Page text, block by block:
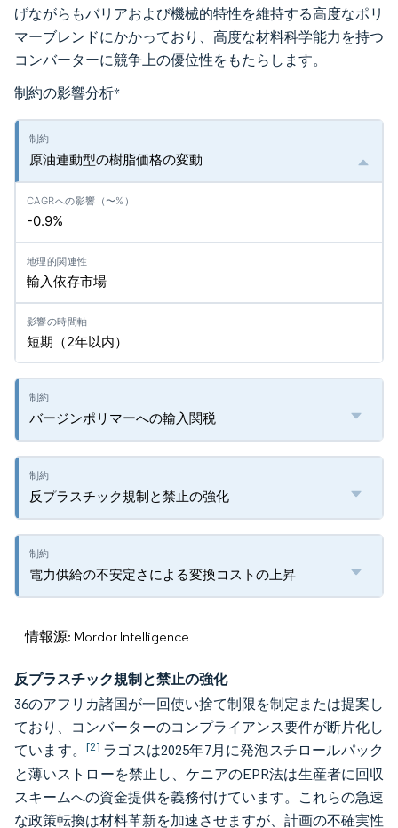
げながらもバリアおよび機械的特性を維持する高度なポリ
マーブレンドにかかっており、高度な材料科学能力を持つ
コンバーターに競争上の優位性をもたらします。
制約の影響分析*
原油連動型の樹脂価格の変動
-0.9%
輸入依存市場
短期（2年以内）
バージンポリマーへの輸入関税
反プラスチック規制と禁止の強化
電力供給の不安定さによる変換コストの上昇
情報源: Mordor Intelligence
反プラスチック規制と禁止の強化
36のアフリカ諸国が一回使い捨て制限を制定または提案し
ており、コンバーターのコンプライアンス要件が断片化し
ています。[2] ラゴスは2025年7月に発泡スチロールパック
と薄いストローを禁止し、ケニアのEPR法は生産者に回収
スキームへの資金提供を義務付けています。これらの急速
な政策転換は材料革新を加速させますが、計画の不確実性